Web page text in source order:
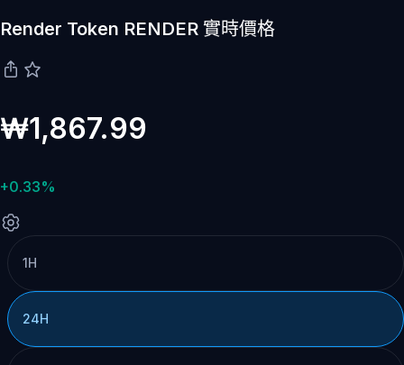
Render Token RENDER 實時價格
₩1,867.99
+0.33%
1H
24H